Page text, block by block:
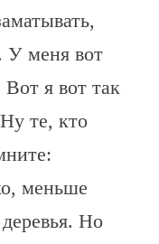
У меня вот
Вот я вот так
те, кто
меньше
Но